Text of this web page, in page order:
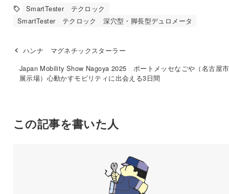
SmartTester テクロック
SmartTester テクロック 深穴型・脚長型デュロメータ
ハンナ マグネチックスターラー
Japan Mobility Show Nagoya 2025 ポートメッセなごや（名古屋
展示場）心動かすモビリティに出会える3日間
この記事を書いた人